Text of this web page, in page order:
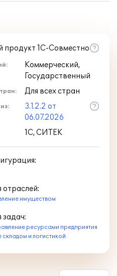
продукт 1С-Совместно
Коммерческий,
Государственный
Для всех стран
3.1.2.2 от
06.07.2026
1С, СИТЕК
отраслей:
имуществом
задач:
ресурсами предприятия
и логистикой